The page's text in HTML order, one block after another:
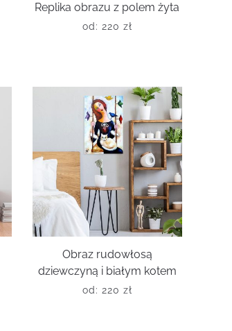
Replika obrazu z polem żyta
od: 220 zł
Obraz rudowłosą
dziewczyną i białym kotem
od: 220 zł